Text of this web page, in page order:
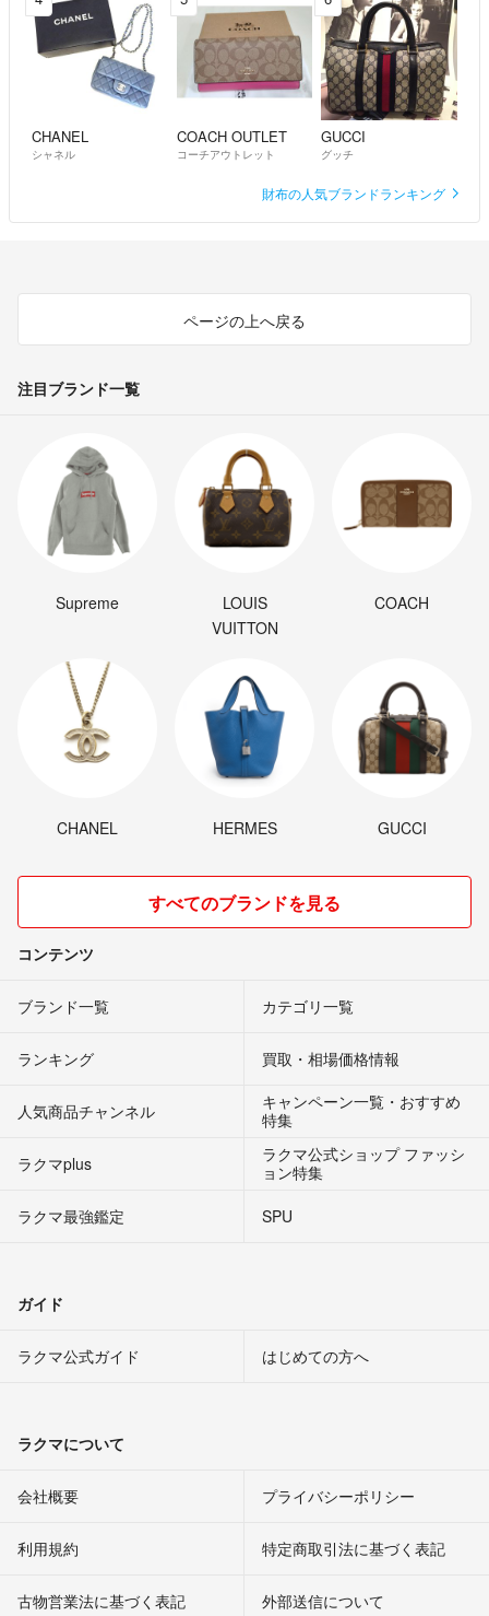
CHANEL
シャネル
COACH OUTLET
コーチアウトレット
GUCCI
グッチ
財布の人気ブランドランキング
ページの上へ戻る
注目ブランド一覧
Supreme
LOUIS
VUITTON
COACH
CHANEL HERMES GUCCI
すべてのブランドを見る
コンテンツ
ブランド一覧 カテゴリ一覧
ランキング 買取・相場価格情報
人気商品チャンネル
キャンペーン一覧・おすすめ
特集
ラクマplus
ラクマ公式ショップ ファッシ
ョン特集
ラクマ最強鑑定
SPU
ガイド
ラクマ公式ガイド はじめての方へ
ラクマについて
会社概要 プライバシーポリシー
利用規約 特定商取引法に基づく表記
古物営業法に基づく表記 外部送信について